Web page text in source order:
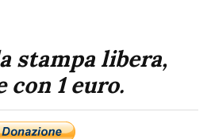
stampa libera,
con 1 euro.